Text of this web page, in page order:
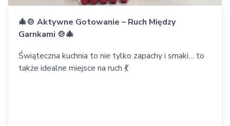
🎄🍲 Aktywne Gotowanie – Ruch Między
Garnkami 🍲🎄
Świąteczna kuchnia to nie tylko zapachy i smaki… to
także idealne miejsce na ruch 💃